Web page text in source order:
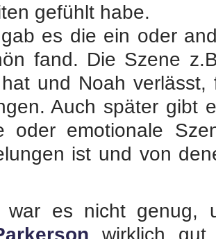
gefühlt habe.
es die ein oder
fand. Die Szene
und Noah
Auch später gibt
oder emotionale
ist und von
war es nicht genug,
wirklich